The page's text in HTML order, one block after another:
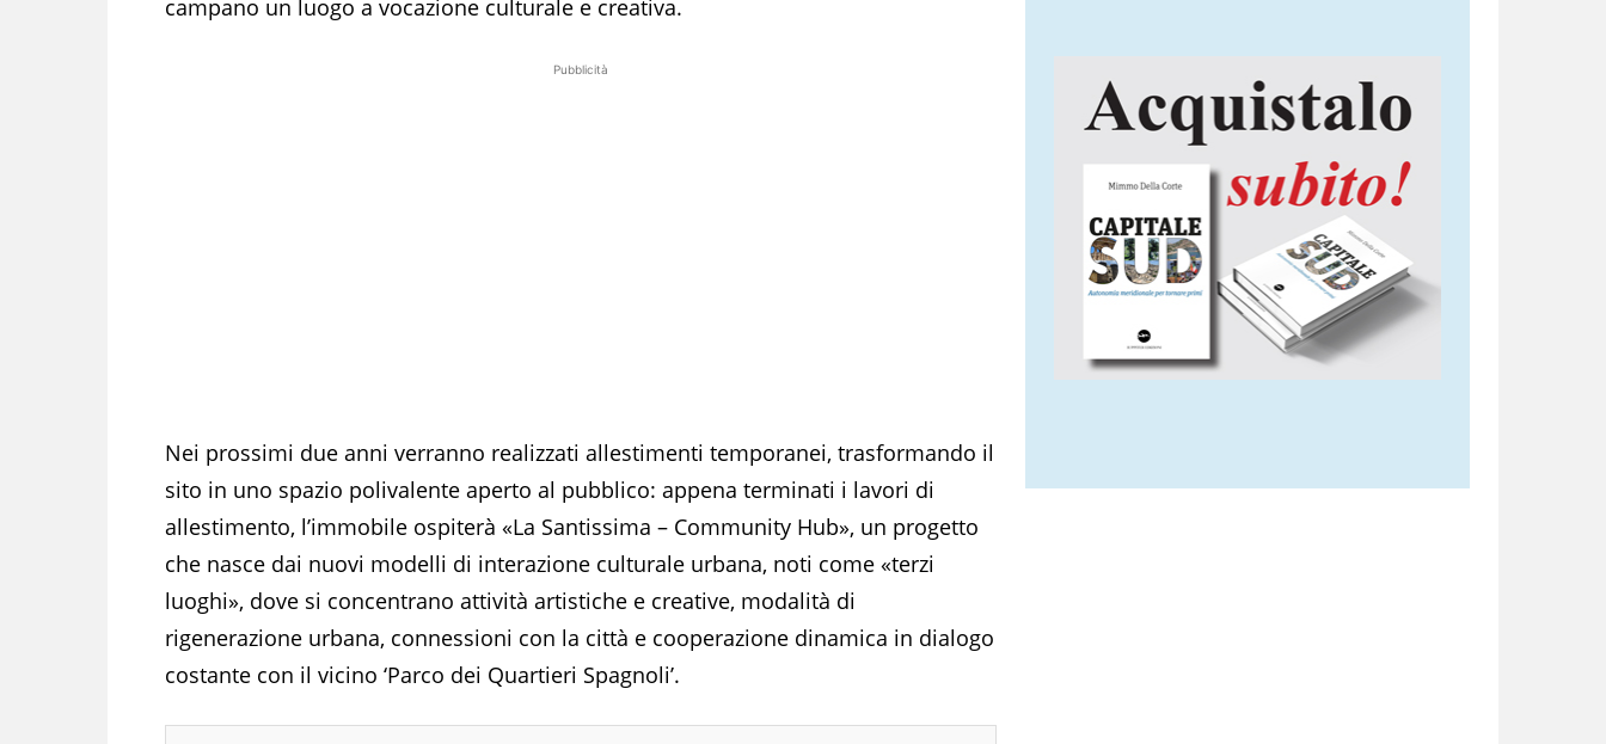
campano un luogo a vocazione culturale e creativa.
Pubblicità
Nei prossimi due anni verranno realizzati allestimenti temporanei, trasformando il
sito in uno spazio polivalente aperto al pubblico: appena terminati i lavori di
allestimento, l’immobile ospiterà «La Santissima – Community Hub», un progetto
che nasce dai nuovi modelli di interazione culturale urbana, noti come «terzi
luoghi», dove si concentrano attività artistiche e creative, modalità di
rigenerazione urbana, connessioni con la città e cooperazione dinamica in dialogo
costante con il vicino ‘Parco dei Quartieri Spagnoli’.